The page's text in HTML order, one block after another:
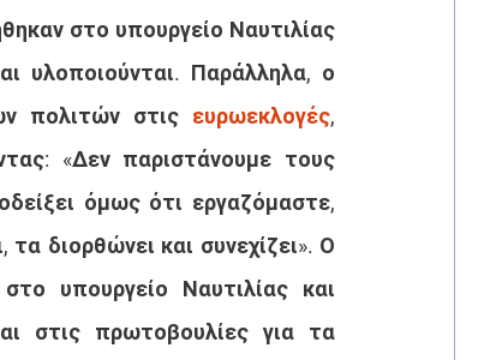
στο υπουργείο Ναυτιλίας
πολιτών στις ευρωεκλογές,
«Δεν παριστάνουμε τους
όμως ότι εργαζόμαστε,
διορθώνει και συνεχίζει». Ο
υπουργείο Ναυτιλίας και
στις πρωτοβουλίες για τα